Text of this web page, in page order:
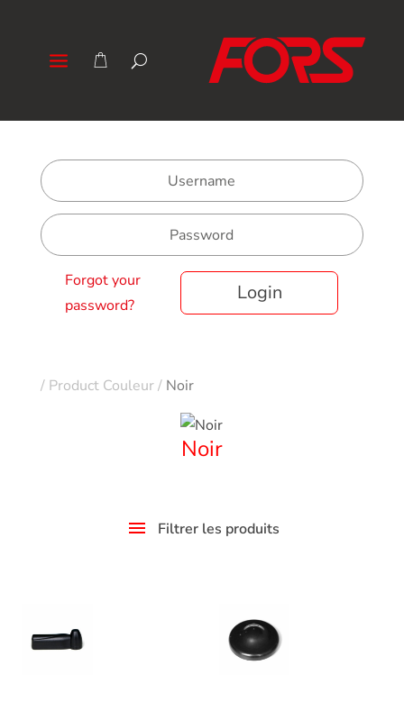
Forgot your
password?
Login
/ Product Couleur/ Noir
Noir
Filtrer les produits